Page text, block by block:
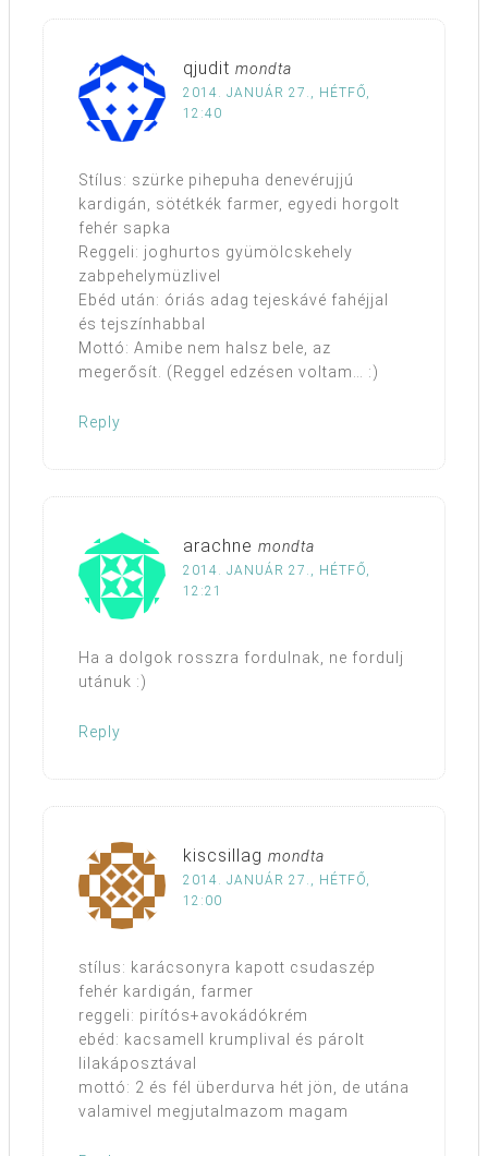
qjudit mondta
2014. JANUÁR 27., HÉTFŐ,
12:40
Stílus: szürke pihepuha denevérujjú
kardigán, sötétkék farmer, egyedi horgolt
fehér sapka
Reggeli: joghurtos gyümölcskehely
zabpehelymüzlivel
Ebéd után: óriás adag tejeskávé fahéjjal
és tejszínhabbal
Mottó: Amibe nem halsz bele, az
megerősít. (Reggel edzésen voltam… :)
Reply
arachne mondta
2014. JANUÁR 27., HÉTFŐ,
12:21
Ha a dolgok rosszra fordulnak, ne fordulj
utánuk :)
Reply
kiscsillag mondta
2014. JANUÁR 27., HÉTFŐ,
12:00
stílus: karácsonyra kapott csudaszép
fehér kardigán, farmer
reggeli: pirítós+avokádókrém
ebéd: kacsamell krumplival és párolt
lilakáposztával
mottó: 2 és fél überdurva hét jön, de utána
valamivel megjutalmazom magam